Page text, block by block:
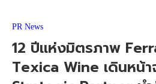
PR News
12 ปีแห่งมิตรภาพ
Texica Wine เดินหน้